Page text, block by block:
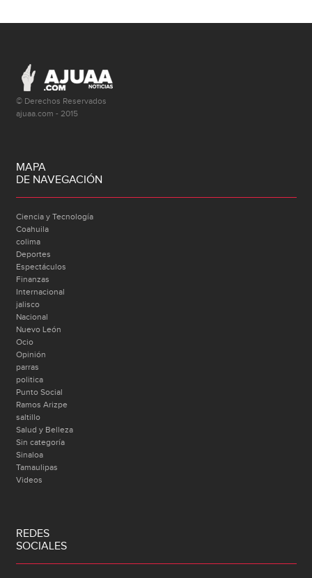
© Derechos Reservados
ajuaa.com - 2015
MAPA
DE NAVEGACIÓN
Ciencia y Tecnología
Coahuila
colima
Deportes
Espectáculos
Finanzas
Internacional
jalisco
Nacional
Nuevo León
Ocio
Opinión
parras
politica
Punto Social
Ramos Arizpe
saltillo
Salud y Belleza
Sin categoría
Sinaloa
Tamaulipas
Videos
REDES
SOCIALES